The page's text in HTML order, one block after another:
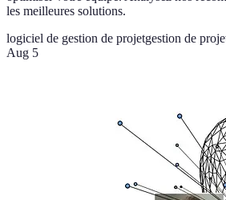
les meilleures solutions.
logiciel de gestion de projetgestion de
Aug 5